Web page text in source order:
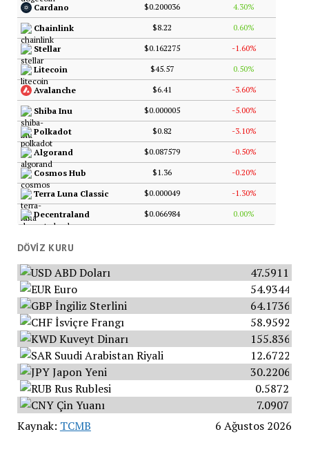
Cardano $0.200036 4.30%
Chainlink $8.22 0.60%
Stellar $0.162275 -1.60%
Litecoin $45.57 0.50%
Avalanche $6.41 -3.60%
Shiba Inu $0.000005 -5.00%
Polkadot $0.82 -3.10%
Algorand $0.087579 -0.50%
Cosmos Hub $1.36 -0.20%
Terra Luna Classic $0.000049 -1.30%
Decentraland $0.066984 0.00%
DÖVIZ KURU
ABD Doları
47.5911
Euro
54.9344
İngiliz Sterlini
64.1736
İsviçre Frangı
58.9592
Kuveyt Dinarı
155.8365
Suudi Arabistan Riyali
12.6722
Japon Yeni
30.2206
Rus Rublesi
0.5872
Çin Yuanı
7.0907
Kaynak: TCMB 6 Ağustos 2026